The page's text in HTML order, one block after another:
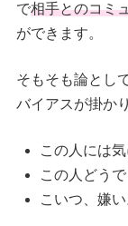
で相手とのコミ
ができます。
そもそも論とし
バイアスが掛か
この人には
この人どう
こいつ、嫌い